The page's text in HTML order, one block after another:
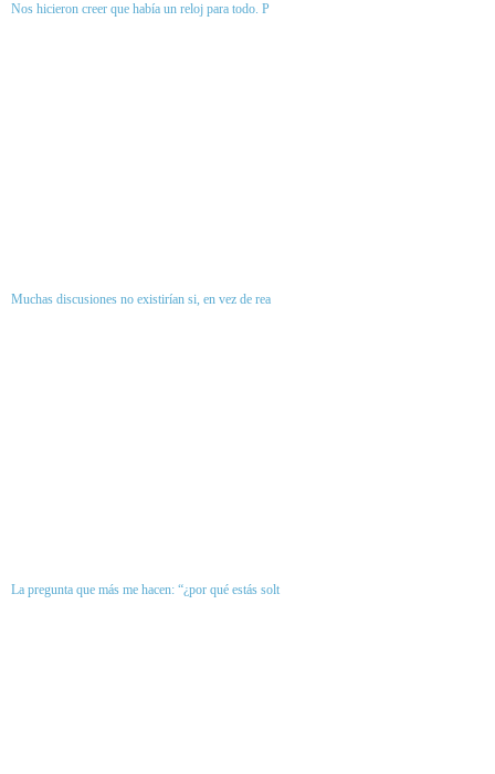
Nos hicieron creer que había un reloj para todo. P
Muchas discusiones no existirían si, en vez de rea
La pregunta que más me hacen: “¿por qué estás solt